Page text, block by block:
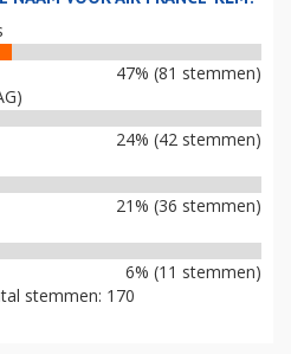
47% (81 stemmen)
24% (42 stemmen)
21% (36 stemmen)
6% (11 stemmen)
stemmen: 170